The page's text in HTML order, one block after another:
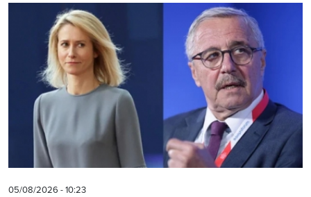
05/08/2026 - 10:23